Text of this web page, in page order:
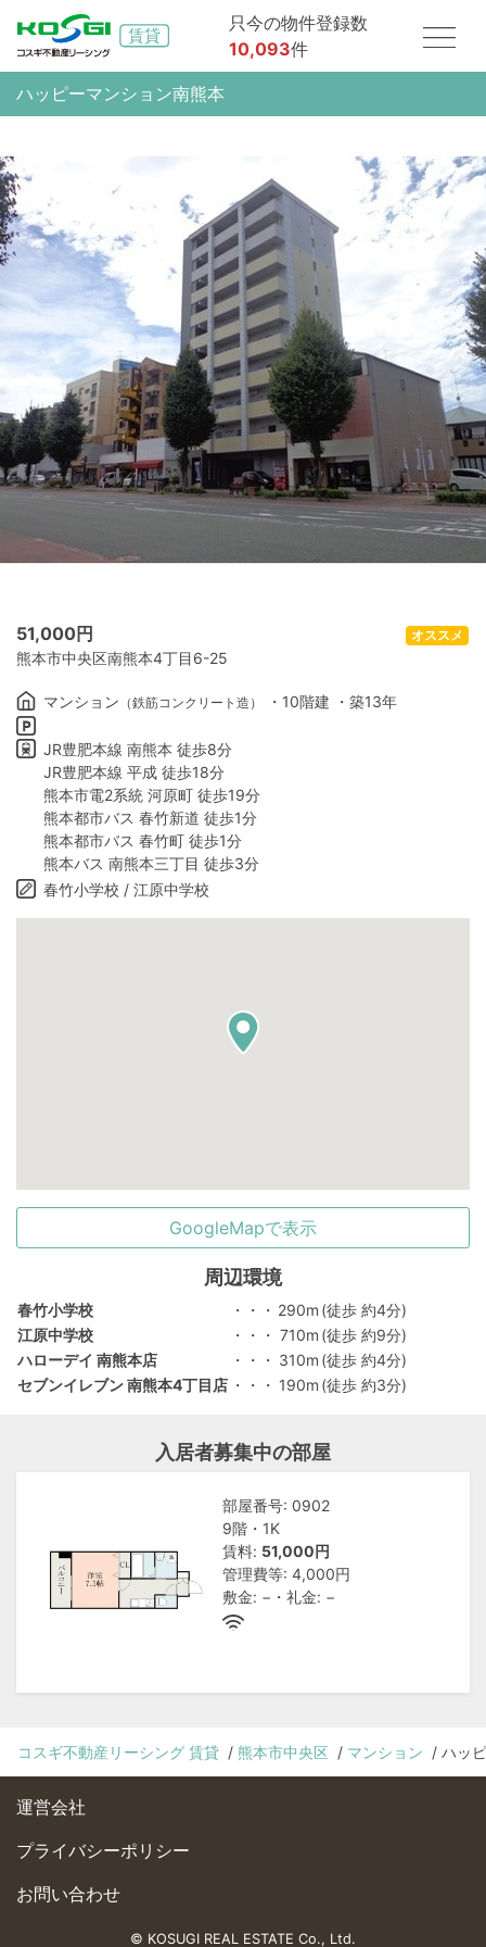
只今の物件登録数
10,093件
ハッピーマンション南熊本
51,000円
熊本市中央区南熊本4丁目6-25
オススメ
マンション （鉄筋コンクリート造） ・10階建 ・築13年
JR豊肥本線 南熊本 徒歩8分
JR豊肥本線 平成 徒歩18分
熊本市電2系統 河原町 徒歩19分
熊本都市バス 春竹新道 徒歩1分
熊本都市バス 春竹町 徒歩1分
熊本バス 南熊本三丁目 徒歩3分
春竹小学校 / 江原中学校
GoogleMapで表示
周辺環境
春竹小学校 ・・・ 290m (徒歩 約4分)
江原中学校
・・・ 710m (徒歩 約9分)
ハローデイ 南熊本店
・・・ 310m (徒歩 約4分)
セブンイレブン 南熊本4丁目店 ・・・ 190m (徒歩 約3分)
入居者募集中の部屋
部屋番号: 0902
9階・1K
賃料: 51,000円
管理費等: 4,000円
敷金: −・礼金: −
コスギ不動産リーシング 賃貸 熊本市中央区 マンション ハッ
運営会社
プライバシーポリシー
お問い合わせ
© KOSUGI REAL ESTATE Co., Ltd.